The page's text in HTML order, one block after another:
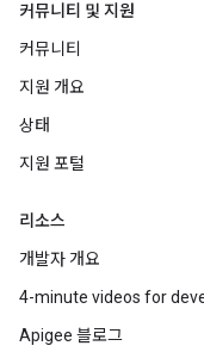
커뮤니티 및 지원
커뮤니티
지원 개요
상태
지원 포털
리소스
개발자 개요
4-minute videos for
Apigee 블로그